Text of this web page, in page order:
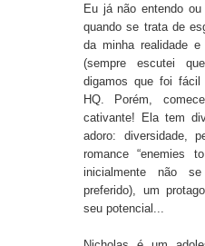
Eu já não entendo ou
quando se trata de
da minha realidade e
(sempre escutei
digamos que foi
HQ. Porém,
cativante! Ela tem
adoro: diversidade,
romance “enemies
inicialmente não
preferido), um
seu potencial...